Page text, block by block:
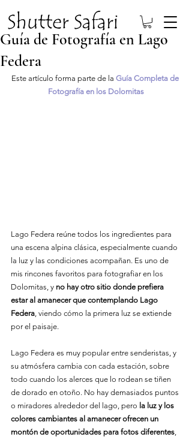
Guía de Fotografía en Lago
Federa
Este artículo forma parte de la Guía Completa de
Fotografía en los Dolomitas
Lago Federa reúne todos los ingredientes para
una escena alpina clásica, especialmente cuando
la luz y las condiciones acompañan. Es uno de
mis rincones favoritos para fotografiar en los
Dolomitas, y no hay otro sitio donde prefiera
estar al amanecer que contemplando Lago
Federa, viendo cómo la primera luz se extiende
por el paisaje.
Lago Federa es muy popular entre senderistas, y
su atmósfera cambia con cada estación, sobre
todo cuando los alerces que lo rodean se tiñen
de dorado en otoño. No hay demasiados puntos
o miradores alrededor del lago, pero la luz y los
colores cambiantes al amanecer ofrecen un
montón de oportunidades para fotos diferentes,